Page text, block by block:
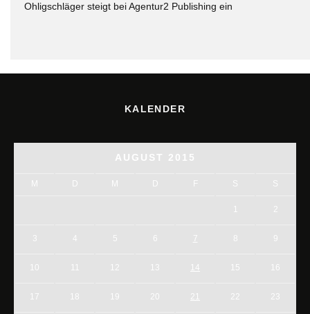
Ohligschläger steigt bei Agentur2 Publishing ein
KALENDER
AUGUST 2015
M D M D F S S
1 2
3 4 5 6 7 8 9
10 11 12 13 14 15 16
17 18 19 20 21 22 23